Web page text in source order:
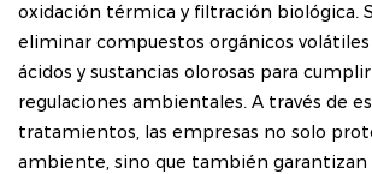
oxidación térmica y filtración biológica.
eliminar compuestos orgánicos volátiles
ácidos y sustancias olorosas para
regulaciones ambientales. A través de
tratamientos, las empresas no solo
ambiente, sino que también garantizan